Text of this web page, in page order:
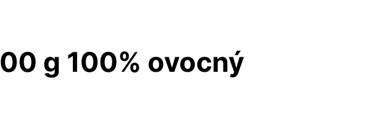
g 100% ovocný